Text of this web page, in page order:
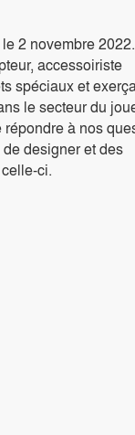
2 novembre 2022.
accessoiriste
spéciaux et
le secteur du
à nos
designer et des
ci.